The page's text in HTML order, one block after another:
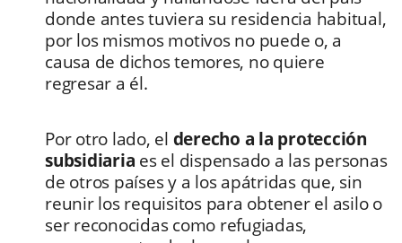
donde antes tuviera su residencia habitual,
por los mismos motivos no puede o, a
causa de dichos temores, no quiere
regresar a él.
Por otro lado, el derecho a la protección
subsidiaria es el dispensado a las personas
de otros países y a los apátridas que, sin
reunir los requisitos para obtener el asilo o
ser reconocidas como refugiadas,